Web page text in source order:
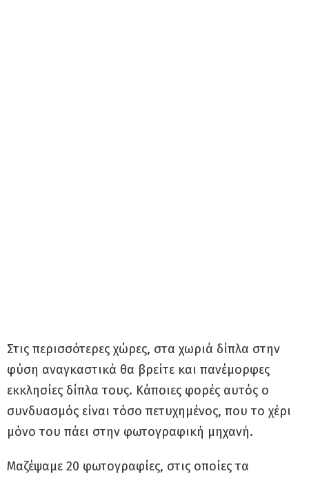
Στις περισσότερες χώρες, στα χωριά δίπλα στην
φύση αναγκαστικά θα βρείτε και πανέμορφες
εκκλησίες δίπλα τους. Κάποιες φορές αυτός ο
συνδυασμός είναι τόσο πετυχημένος, που το χέρι
μόνο του πάει στην φωτογραφική μηχανή.
Μαζέψαμε 20 φωτογραφίες, στις οποίες τα